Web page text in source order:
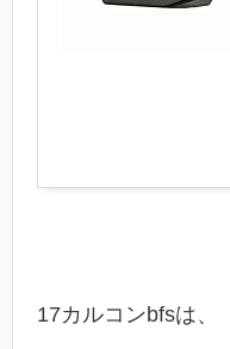
17カルコンbfsは、